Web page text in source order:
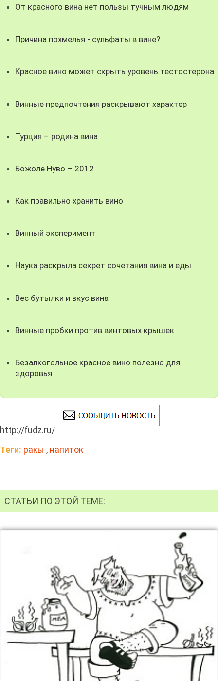
От красного вина нет пользы тучным людям
Причина похмелья - сульфаты в вине?
Красное вино может скрыть уровень тестостерона
Винные предпочтения раскрывают характер
Турция – родина вина
Божоле Нуво – 2012
Как правильно хранить вино
Винный эксперимент
Наука раскрыла секрет сочетания вина и еды
Вес бутылки и вкус вина
Винные пробки против винтовых крышек
Безалкогольное красное вино полезно для
здоровья
http://fudz.ru/
Теги: ракы , напиток
СТАТЬИ ПО ЭТОЙ ТЕМЕ: